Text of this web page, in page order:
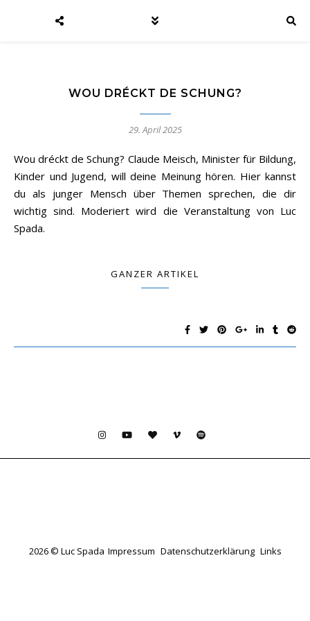
WOU DRÉCKT DE SCHUNG?
29. April 2025
Wou dréckt de Schung? Claude Meisch, Minister für Bildung,
Kinder und Jugend, will deine Meinung hören. Hier kannst
du als junger Mensch über Themen sprechen, die dir
wichtig sind. Moderiert wird die Veranstaltung von Luc
Spada.
GANZER ARTIKEL
2026 © Luc Spada Impressum Datenschutzerklärung Links